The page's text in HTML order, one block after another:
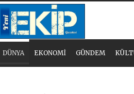
DÜNYA EKONOMİ GÜNDEM